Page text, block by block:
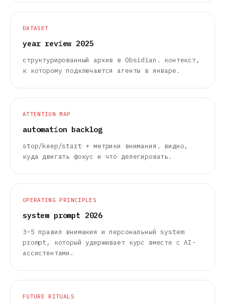
DATASET
year review 2025
структурированный архив в Obsidian. контекст,
к которому подключаются агенты в январе.
ATTENTION MAP
automation backlog
stop/keep/start + метрики внимания. видно,
куда двигать фокус и что делегировать.
OPERATING PRINCIPLES
system prompt 2026
3–5 правил внимания и персональный system
prompt, который удерживает курс вместе с AI-
ассистентами.
FUTURE RITUALS